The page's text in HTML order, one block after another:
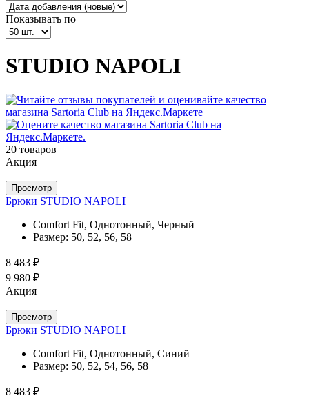
Показывать по
STUDIO NAPOLI
20 товаров
Акция
Просмотр
Брюки STUDIO NAPOLI
Comfort Fit, Однотонный, Черный
Размер: 50, 52, 56, 58
8 483 ₽
9 980 ₽
Акция
Просмотр
Брюки STUDIO NAPOLI
Comfort Fit, Однотонный, Синий
Размер: 50, 52, 54, 56, 58
8 483 ₽